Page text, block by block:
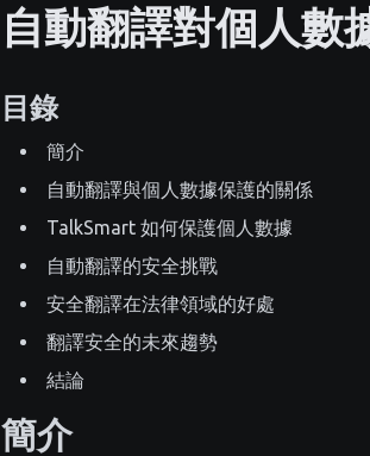
自動翻譯對個人數
目錄
簡介
自動翻譯與個人數據保護的關係
TalkSmart 如何保護個人數據
自動翻譯的安全挑戰
安全翻譯在法律領域的好處
翻譯安全的未來趨勢
結論
簡介